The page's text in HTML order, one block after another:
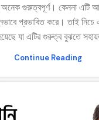
গুরুত্বপূর্ণ। কেননা এটি
প্রভাবিত করে। তাই
যা এটির গুরুত্ব বুঝতে
Continue Reading